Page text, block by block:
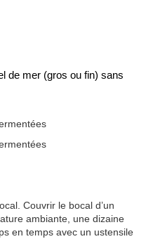
de mer (gros ou fin) sans
Couvrir le bocal d’un
ambiante, une dizaine
en temps avec un ustensile